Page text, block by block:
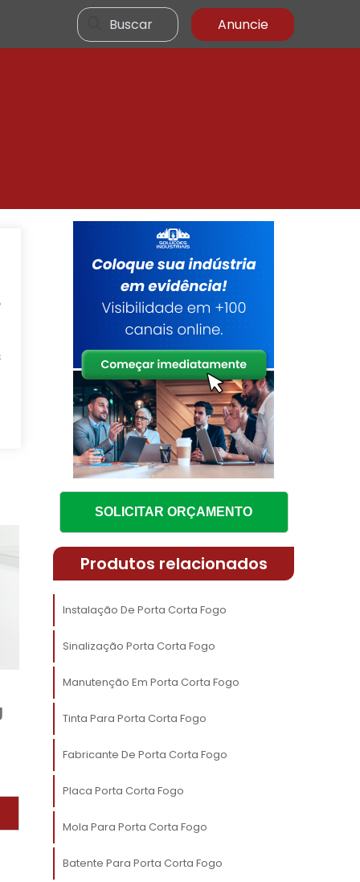
Buscar Anuncie
SOLICITAR ORÇAMENTO
Produtos relacionados
Instalação De Porta Corta Fogo
Sinalização Porta Corta Fogo
Manutenção Em Porta Corta Fogo
Tinta Para Porta Corta Fogo
Fabricante De Porta Corta Fogo
Placa Porta Corta Fogo
Mola Para Porta Corta Fogo
Batente Para Porta Corta Fogo